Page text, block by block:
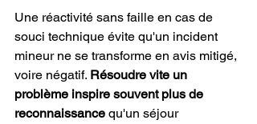
Une réactivité sans faille en cas de
souci technique évite qu'un incident
mineur ne se transforme en avis mitigé,
voire négatif. Résoudre vite un
problème inspire souvent plus de
reconnaissance qu'un séjour